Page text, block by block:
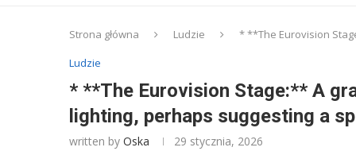
Strona główna Ludzie
* **The Eurovision
Ludzie
* **The Eurovision Stage:** A
lighting, perhaps suggesting a
written by Oska 29 stycznia, 2026